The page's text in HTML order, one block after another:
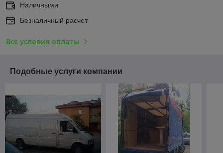
Наличными
Безналичный расчет
Все условия оплаты
Подобные услуги компании